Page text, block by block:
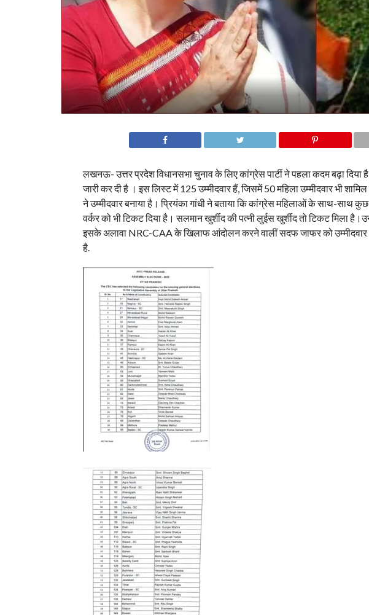
लखनऊ- उत्तर प्रदेश विधानसभा चुनाव के लिए कांग्रेस पार्टी ने पहला कदम बढ़ा दिया
जारी कर दी है । इस लिस्ट में 125 उम्मीदवार हैं, जिसमें 50 महिला उम्मीदवार भी
ने उम्मीदवार बनाया है। प्रियंका गांधी ने बताया कि कांग्रेस महिलाओं के साथ-
वर्कर को भी टिकट दिया है। सलमान खुर्शीद की पत्नी लुईस खुर्शीद तो टिकट मिला
इसके अलावा NRC-CAA के खिलाफ आंदोलन करने वालीं सदफ जाफर को उम्मीदवार
है.